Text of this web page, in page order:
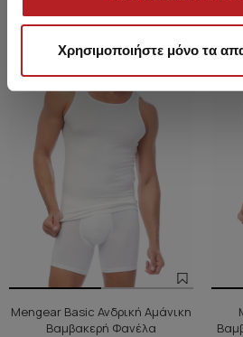
Χρησιμοποιήστε μόνο τα
Mengear Basic Ανδρική Αμάνικη
Βαμβακερή Φανέλα